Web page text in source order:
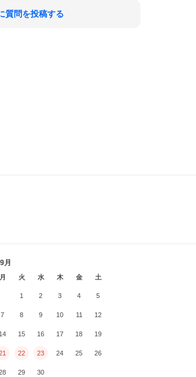
質問を投稿する
月
月 火 水 木 金 土
1 2 3 4 5
7 8 9 10 11 12
14 15 16 17 18 19
22 23 24 25 26
29 30